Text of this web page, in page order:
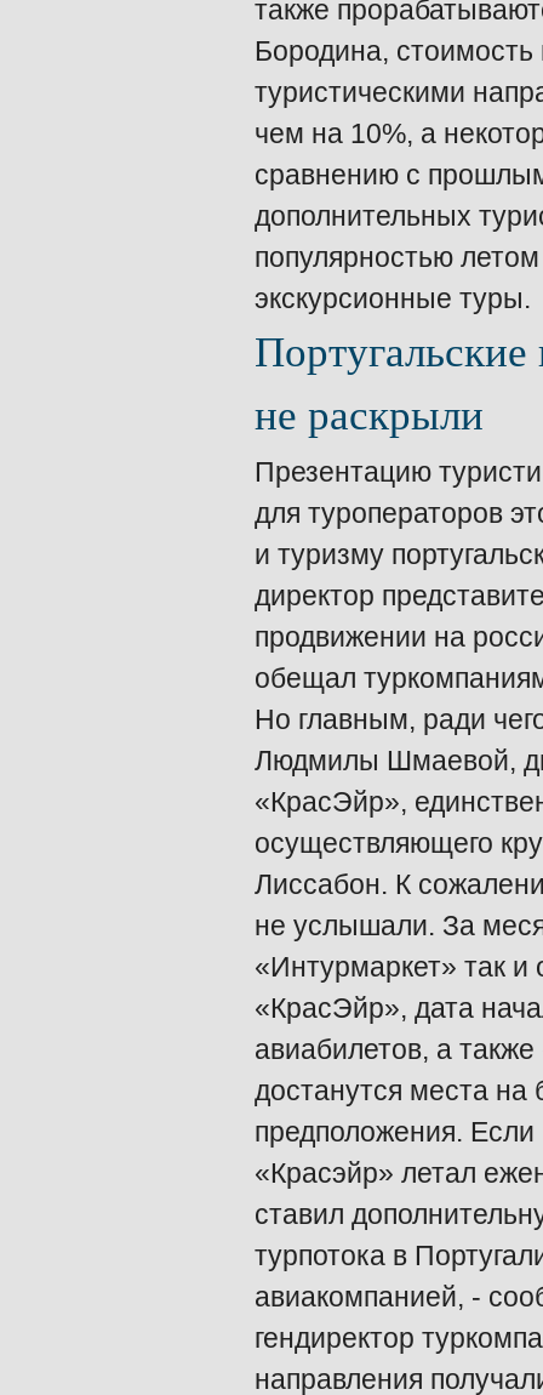
также
Бородина,
туристическими
чем на 10%, а
сравнению с
дополнительных
популярностью
экскурсионные туры.
не раскрыли
Презентацию
для туроператоров
и туризму
директор
продвижении на
обещал
Но главным, ради
Людмилы Шмаевой,
«КрасЭйр»,
осуществляющего
Лиссабон. К
не услышали. За
«Интурмаркет» так
«КрасЭйр», дата
авиабилетов, а
достанутся места на
предположения. Если
«Красэйр» летал
ставил
турпотока в
авиакомпанией, -
гендиректор
направления